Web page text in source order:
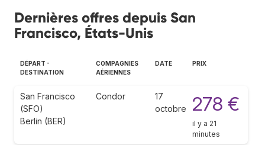
Dernières offres depuis San
Francisco, États-Unis
DÉPART -
DESTINATION
COMPAGNIES
AÉRIENNES
DATE PRIX
San Francisco
(SFO)
Berlin (BER)
Condor
17
octobre
278 €
il y a 21
minutes